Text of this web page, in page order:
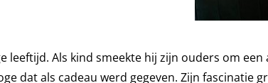
leeftijd. Als kind smeekte hij zijn ouders om
dat als cadeau werd gegeven. Zijn fascinatie